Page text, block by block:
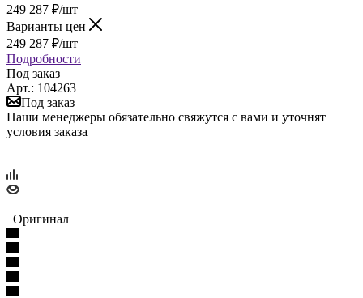
249 287 ₽/шт
Варианты цен
249 287 ₽/шт
Подробности
Под заказ
Арт.: 104263
Под заказ
Наши менеджеры обязательно свяжутся с вами и уточнят
условия заказа
Оригинал